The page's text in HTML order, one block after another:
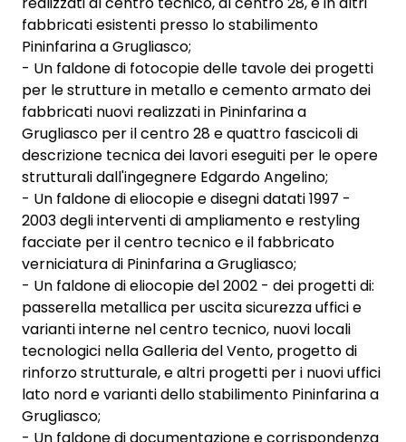
fabbricati esistenti presso lo stabilimento
Pininfarina a Grugliasco;
- Un faldone di fotocopie delle tavole dei progetti
per le strutture in metallo e cemento armato dei
fabbricati nuovi realizzati in Pininfarina a
Grugliasco per il centro 28 e quattro fascicoli di
descrizione tecnica dei lavori eseguiti per le opere
strutturali dall'ingegnere Edgardo Angelino;
- Un faldone di eliocopie e disegni datati 1997 -
2003 degli interventi di ampliamento e restyling
facciate per il centro tecnico e il fabbricato
verniciatura di Pininfarina a Grugliasco;
- Un faldone di eliocopie del 2002 - dei progetti di:
passerella metallica per uscita sicurezza uffici e
varianti interne nel centro tecnico, nuovi locali
tecnologici nella Galleria del Vento, progetto di
rinforzo strutturale, e altri progetti per i nuovi uffici
lato nord e varianti dello stabilimento Pininfarina a
Grugliasco;